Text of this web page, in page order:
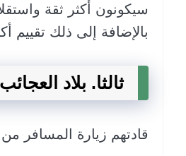
سيكونون أكثر ثقة
بالإضافة إلى ذلك تقييم
ثالثا. بلاد
قادتهم زيارة المسافر